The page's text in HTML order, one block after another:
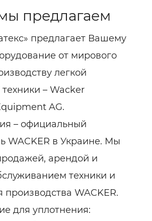
предлагаем
предлагает Вашему
от мирового
легкой
– Wacker
AG.
– официальный
WACKER в Украине. Мы
арендой и
техники и
производства WACKER.
для уплотнения: